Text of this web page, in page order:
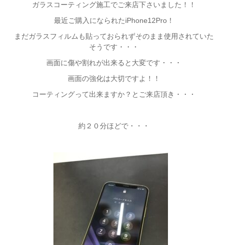
ガラスコーティング施工でご来店下さいました！！
最近ご購入になられたiPhone12Pro！
まだガラスフィルムも貼っておられずそのまま使用されていた
そうです・・・
画面に傷や割れが出来ると大変です・・・
画面の強化は大切ですよ！！
コーティングって出来ますか？とご来店頂き・・・
約２０分ほどで・・・